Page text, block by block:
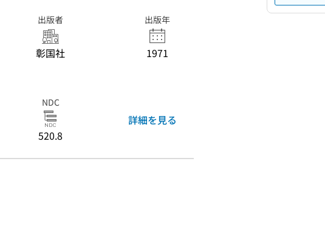
出版者
彰国社
出版年
1971
NDC
520.8
詳細を見る